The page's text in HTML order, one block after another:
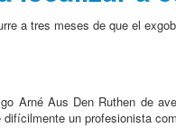
a tres meses de que el
Arné Aus Den Ruthen de
un profesionista